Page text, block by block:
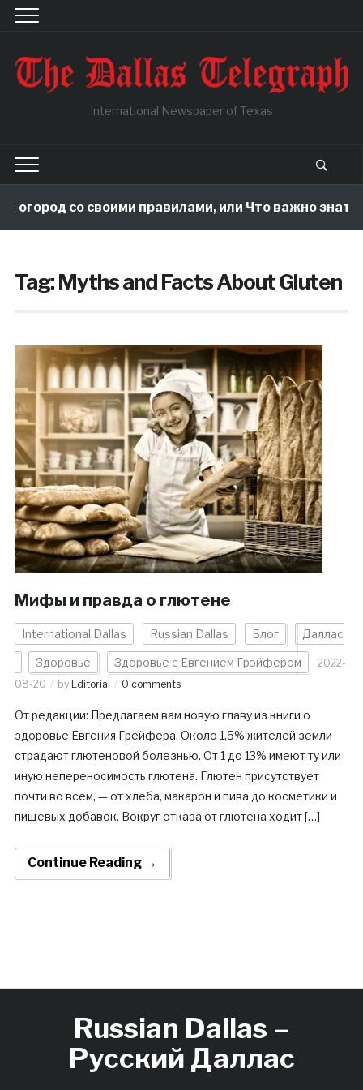
International Newspaper of Texas
огород со своими правилами, или Что важно знать,
Tag:Myths and Facts About Gluten
Мифы и правда о глютене
International Dallas Russian Dallas Блог Даллас
Здоровье Здоровье с Евгением Грэйфером
2022-
08-20
by Editorial 0 comments
От редакции: Предлагаем вам новую главу из книги о
здоровье Евгения Грейфера. Около 1,5% жителей земли
страдают глютеновой болезнью. От 1 до 13% имеют ту или
иную непереносимость глютена. Глютен присутствует
почти во всем, — от хлеба, макарон и пива до косметики и
пищевых добавок. Вокруг отказа от глютена ходит […]
Continue Reading →
Russian Dallas –
Русский Даллас